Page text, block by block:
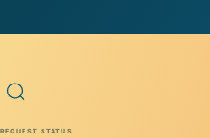
REQUEST STATUS